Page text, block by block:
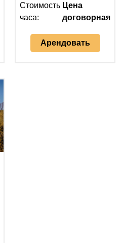
Стоимость
часа:
Цена
договорная
Арендовать